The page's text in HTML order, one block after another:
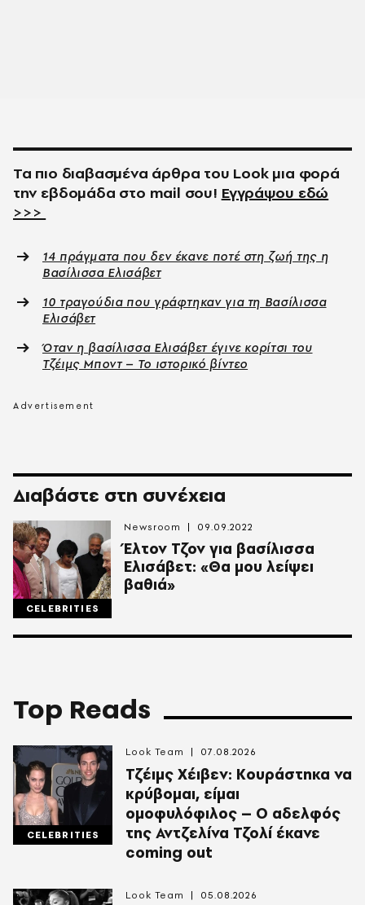
Τα πιο διαβασμένα άρθρα του Look μια φορά
την εβδομάδα στο mail σου! Εγγράψου εδώ
>>>
14 πράγματα που δεν έκανε ποτέ στη ζωή της η
Βασίλισσα Ελισάβετ
10 τραγούδια που γράφτηκαν για τη Βασίλισσα
Ελισάβετ
Όταν η βασίλισσα Ελισάβετ έγινε κορίτσι του
Τζέιμς Μποντ – Το ιστορικό βίντεο
Διαβάστε στη συνέχεια
CELEBRITIES
Έλτον Τζον για βασίλισσα
Ελισάβετ: «Θα μου λείψει
βαθιά»
Newsroom 09.09.2022
Top Reads
CELEBRITIES
Τζέιμς Χέιβεν: Κουράστηκα να
κρύβομαι, είμαι
ομοφυλόφιλος – Ο αδελφός
της Αντζελίνα Τζολί έκανε
coming out
Look Team 07.08.2026
Look Team 05.08.2026